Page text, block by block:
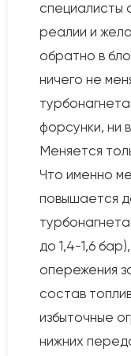
специалисты
реалии и
обратно в
ничего не
форсунки, ни
Меняется
Что именно
повышается
до 1,4-1,6
опережения
состав
избыточные
нижних